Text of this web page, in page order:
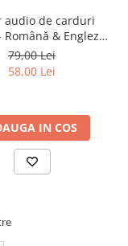
categorie
audio de carduri
& Engleză
(224 carduri / 448
cuvinte)
79,00 Lei
58,00 Lei
IN COS